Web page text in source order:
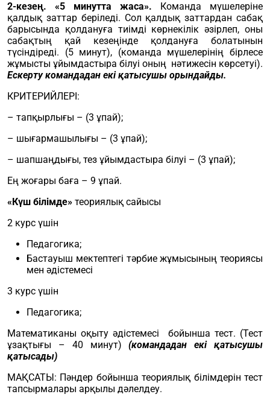
2-кезең. «5 минутта жаса». Команда мүшелеріне
қалдық заттар беріледі. Сол қалдық заттардан сабақ
барысында қолдануға тиімді көрнекілік әзірлеп, оны
сабақтың қай кезеңінде қолдануға болатынын
түсіндіреді. (5 минут), (команда мүшелерінің бірлесе
жұмысты ұйымдастыра білуі оның нәтижесін көрсетуі).
Ескерту командадан екі қатысушы орындайды.
КРИТЕРИЙЛЕРІ:
– тапқырлығы – (3 ұпай);
– шығармашылығы – (3 ұпай);
– шапшаңдығы, тез ұйымдастыра білуі – (3 ұпай);
Ең жоғары баға – 9 ұпай.
«Күш білімде» теориялық сайысы
2 курс үшін
Педагогика;
Бастауыш мектептегі тәрбие жұмысының теориясы
мен әдістемесі
3 курс үшін
Педагогика;
Математиканы оқыту әдістемесі бойынша тест. (Тест
ұзақтығы – 40 минут)(командадан екі қатысушы
қатысады)
МАҚСАТЫ: Пәндер бойынша теориялық білімдерін тест
тапсырмалары арқылы дәлелдеу.